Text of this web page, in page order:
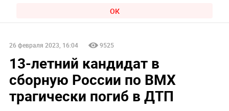
ОК
26 февраля 2023, 16:04 9525
13-летний кандидат в
сборную России по BMX
трагически погиб в ДТП